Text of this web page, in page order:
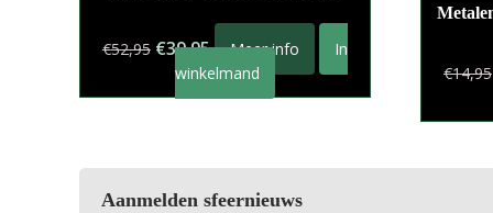
€52,95 Oorspronkelijke
prijs
was:
€39,95Huidige
prijs
is:
Meer info
In
winkelmand
€14,95
Aanmelden sfeernieuws